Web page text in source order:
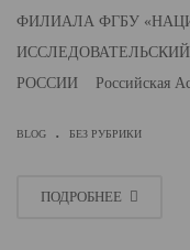
ФИЛИАЛА ФГБУ
РОССИИ Российская
BLOG . БЕЗ РУБРИКИ
ПОДРОБНЕЕ